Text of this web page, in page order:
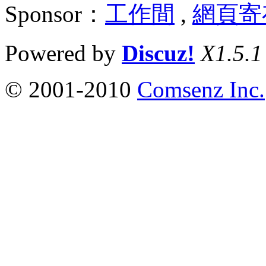
Sponsor： 工作間 , 網頁
Powered by Discuz! X1.5.1
© 2001-2010 Comsenz Inc.